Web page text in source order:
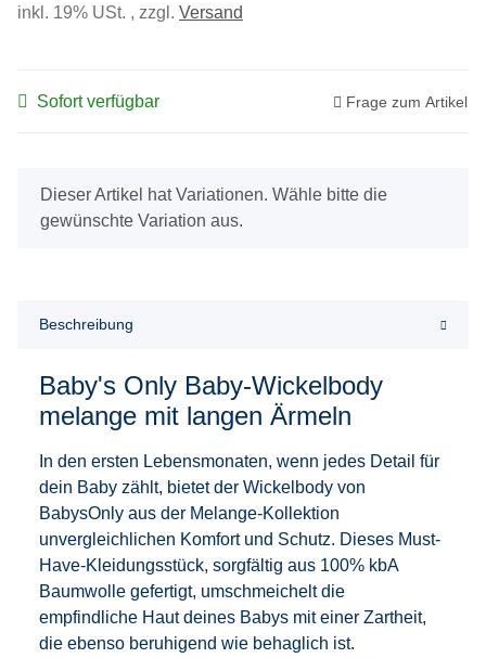
inkl. 19% USt. , zzgl. Versand
Sofort verfügbar Frage zum Artikel
xDieser Artikel hat Variationen. Wähle bitte die
gewünschte Variation aus.
Beschreibung
Baby's Only Baby-Wickelbody
melange mit langen Ärmeln
In den ersten Lebensmonaten, wenn jedes Detail für
dein Baby zählt, bietet der Wickelbody von
BabysOnly aus der Melange-Kollektion
unvergleichlichen Komfort und Schutz. Dieses Must-
Have-Kleidungsstück, sorgfältig aus 100% kbA
Baumwolle gefertigt, umschmeichelt die
empfindliche Haut deines Babys mit einer Zartheit,
die ebenso beruhigend wie behaglich ist.